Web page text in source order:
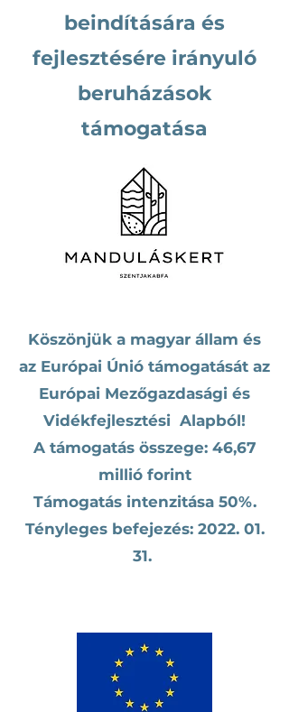
beindítására és
fejlesztésére irányuló
beruházások
támogatása
Köszönjük a magyar állam és
az Európai Únió támogatását az
Európai Mezőgazdasági és
Vidékfejlesztési Alapból!
A támogatás összege: 46,67
millió forint
Támogatás intenzitása 50%.
Tényleges befejezés: 2022. 01.
31.